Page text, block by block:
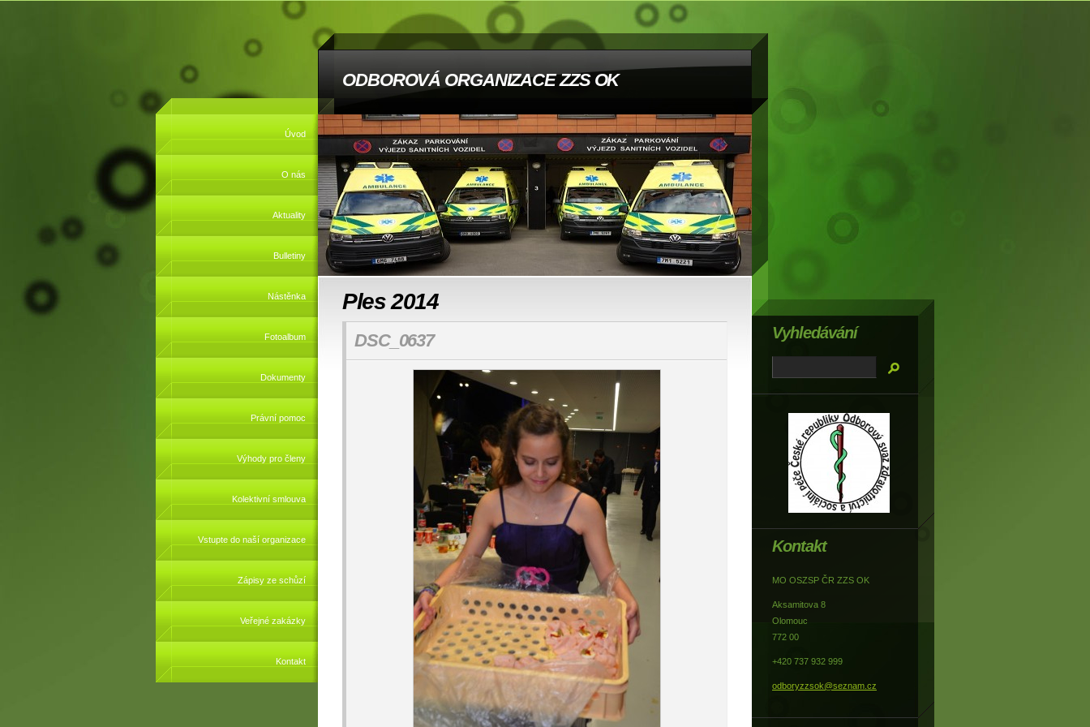
ODBOROVÁ ORGANIZACE ZZS OK
Úvod
O nás
Aktuality
Bulletiny
Nástěnka
Fotoalbum
Dokumenty
Právní pomoc
Výhody pro členy
Kolektivní smlouva
Vstupte do naší organizace
Zápisy ze schůzí
Veřejné zakázky
Kontakt
Ples 2014
DSC_0637
Kontakt
MO OSZSP ČR ZZS OK
Aksamitova 8
Olomouc
772 00
+420 737 932 999
odboryzzsok@seznam.cz
Vyhledávání